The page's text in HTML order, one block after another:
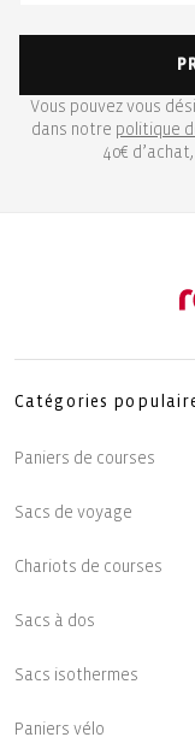
Vous pouvez vous
dans notre politique
40€
Catégories
Paniers de courses
Sacs de voyage
Chariots de courses
Sacs à dos
Sacs isothermes
Paniers vélo